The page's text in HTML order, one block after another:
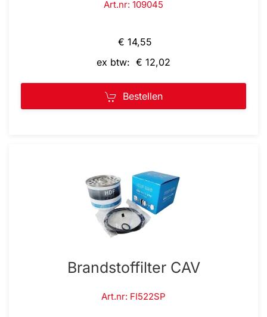
Art.nr: 109045
€ 14,55
ex btw: € 12,02
Bestellen
Brandstoffilter CAV
Art.nr: FI522SP